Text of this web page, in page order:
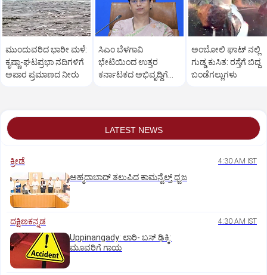
ಮುಂದುವರಿದ ಭಾರೀ ಮಳೆ:
ಕೃಷ್ಣಾ-ಘಟಪ್ರಭಾ ನದಿಗಳಿಗೆ
ಅಪಾರ ಪ್ರಮಾಣದ ನೀರು
ಸಿಎಂ ಬೆಳಗಾವಿ
ಭೇಟಿಯಿಂದ ಉತ್ತರ
ಕರ್ನಾಟಕದ ಅಭಿವೃದ್ಧಿಗೆ
ಅಂಬೋಲಿ ಘಾಟ್ ನಲ್ಲಿ
ಗುಡ್ಡ ಕುಸಿತ: ರಸ್ತೆಗೆ ಬಿದ್ದ
ಬಂಡೆಗಲ್ಲುಗಳು
LATEST NEWS
ಕ್ರೀಡೆ 4:30 AM IST
ಅಹ್ಮದಾಬಾದ್‌ ತಲುಪಿದ ಕಾಮನ್ವೆಲ್ತ್ ಧ್ವಜ
ದಕ್ಷಿಣಕನ್ನಡ 4:30 AM IST
Uppinangady: ಲಾರಿ- ಬಸ್‌ ಢಿಕ್ಕಿ:
ಮೂವರಿಗೆ ಗಾಯ